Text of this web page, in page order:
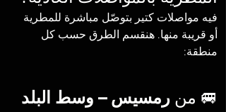
فيه مواصلات كتير بتوصّل مباشرة للمطرية
أو قريبة منها. هنقسم الطرق حسب كل
منطقة:
🚐 من رمسيس – وسط البلد